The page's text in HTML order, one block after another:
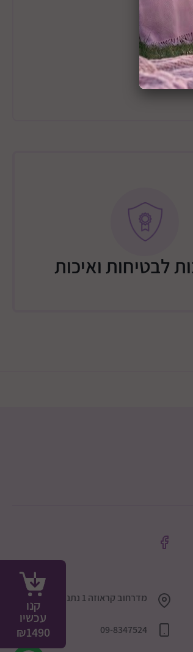
קנו
עכשיו
₪1490
האיכותיים מבטיחים
לבטיחות ואיכות
מדרחוב קראוזה 1 נתניה 4240110
09-8347524